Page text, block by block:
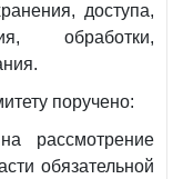
доступа,
обработки,
поручено:
рассмотрение
обязательной